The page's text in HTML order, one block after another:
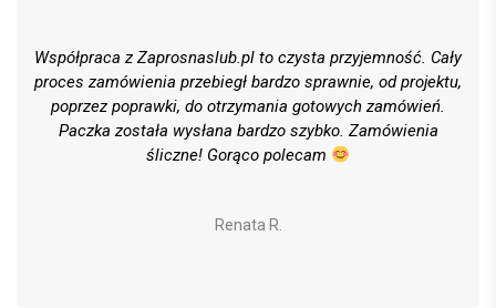
Współpraca z Zaprosnaslub.pl to czysta przyjemność. Cały
proces zamówienia przebiegł bardzo sprawnie, od projektu,
poprzez poprawki, do otrzymania gotowych zamówień.
Paczka została wysłana bardzo szybko. Zamówienia
śliczne! Gorąco polecam
Renata R.